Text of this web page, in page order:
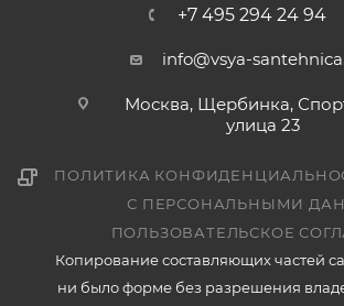
+7 495 294 24 94
info@vsya-
Москва, Щербинка,
улица 23
ПОЛИТИКА
С ПЕРСОНАЛЬНЫМИ
ПОЛЬЗОВАТЕЛЬСКОЕ
Копирование составляющих частей
ни было форме без разрешения